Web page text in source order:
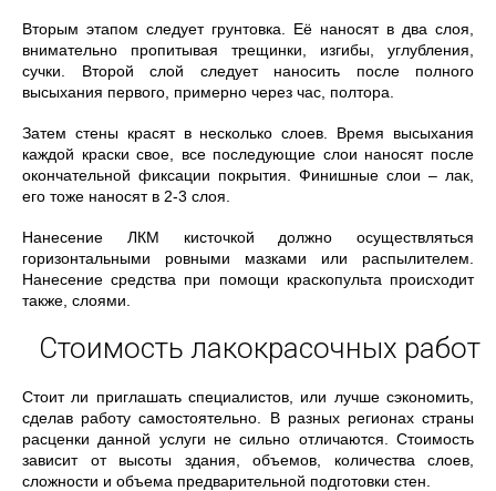
Вторым этапом следует грунтовка. Её наносят в два слоя,
внимательно пропитывая трещинки, изгибы, углубления,
сучки. Второй слой следует наносить после полного
высыхания первого, примерно через час, полтора.
Затем стены красят в несколько слоев. Время высыхания
каждой краски свое, все последующие слои наносят после
окончательной фиксации покрытия. Финишные слои – лак,
его тоже наносят в 2-3 слоя.
Нанесение ЛКМ кисточкой должно осуществляться
горизонтальными ровными мазками или распылителем.
Нанесение средства при помощи краскопульта происходит
также, слоями.
Стоимость лакокрасочных работ
Стоит ли приглашать специалистов, или лучше сэкономить,
сделав работу самостоятельно. В разных регионах страны
расценки данной услуги не сильно отличаются. Стоимость
зависит от высоты здания, объемов, количества слоев,
сложности и объема предварительной подготовки стен.